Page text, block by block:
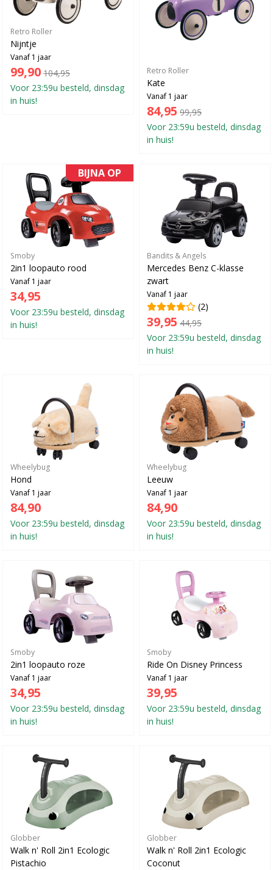
Retro Roller
Nijntje
Vanaf 1 jaar
99,90 104,95
Voor 23:59u besteld, dinsdag
in huis!
Retro Roller
Kate
Vanaf 1 jaar
84,95 99,95
Voor 23:59u besteld, dinsdag
in huis!
BIJNA OP
Smoby
2in1 loopauto rood
Vanaf 1 jaar
34,95
Voor 23:59u besteld, dinsdag
in huis!
Bandits & Angels
Mercedes Benz C-klasse
zwart
Vanaf 1 jaar
(2)
39,95 44,95
Voor 23:59u besteld, dinsdag
in huis!
Wheelybug
Hond
Vanaf 1 jaar
84,90
Voor 23:59u besteld, dinsdag
in huis!
Wheelybug
Leeuw
Vanaf 1 jaar
84,90
Voor 23:59u besteld, dinsdag
in huis!
Smoby
2in1 loopauto roze
Vanaf 1 jaar
34,95
Voor 23:59u besteld, dinsdag
in huis!
Smoby
Ride On Disney Princess
Vanaf 1 jaar
39,95
Voor 23:59u besteld, dinsdag
in huis!
Globber
Walk n' Roll 2in1 Ecologic
Pistachio
Globber
Walk n' Roll 2in1 Ecologic
Coconut